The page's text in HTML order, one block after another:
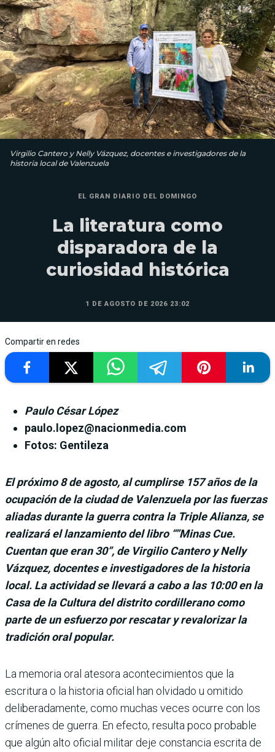
Virgilio Cantero y Nelly Vázquez, docentes e investigadores de la
historia local de Valenzuela
EL GRAN DIARIO DEL DOMINGO
La literatura como
disparadora de la
curiosidad histórica
1 DE AGOSTO DE 2026 23:02
Compartir en redes
Paulo César López
paulo.lopez@nacionmedia.com
Fotos: Gentileza
El próximo 8 de agosto, al cumplirse 157 años de la
ocupación de la ciudad de Valenzuela por las fuerzas
aliadas durante la guerra contra la Triple Alianza, se
realizará el lanzamiento del libro “”Minas Cue.
Cuentan que eran 30”, de Virgilio Cantero y Nelly
Vázquez, docentes e investigadores de la historia
local. La actividad se llevará a cabo a las 10:00 en la
Casa de la Cultura del distrito cordillerano como
parte de un esfuerzo por rescatar y revalorizar la
tradición oral popular.
La memoria oral atesora acontecimientos que la
escritura o la historia oficial han olvidado u omitido
deliberadamente, como muchas veces ocurre con los
crímenes de guerra. En efecto, resulta poco probable
que algún alto oficial militar deje constancia escrita de